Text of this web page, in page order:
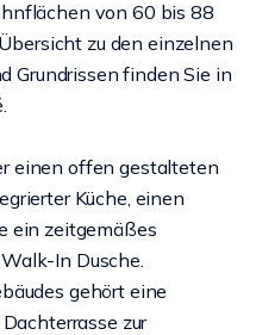
von 60 bis 88
zu den einzelnen
Grundrissen finden Sie in
einen offen gestalteten
Küche, einen
ein zeitgemäßes
In Dusche.
gehört eine
zur